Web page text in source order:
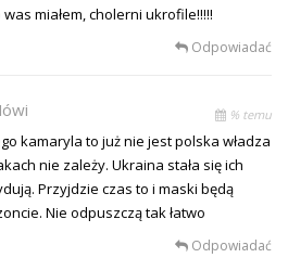
miałem, cholerni ukrofile!!!!!
Odpowiadać
% temu
kamaryla to już nie jest polska władza
nie zależy. Ukraina stała się ich
Przyjdzie czas to i maski będą
Nie odpuszczą tak łatwo
Odpowiadać